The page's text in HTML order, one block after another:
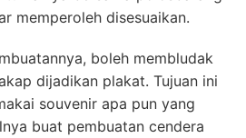
memperoleh disesuaikan.
boleh membludak
dijadikan plakat. Tujuan ini
souvenir apa pun yang
buat pembuatan cendera